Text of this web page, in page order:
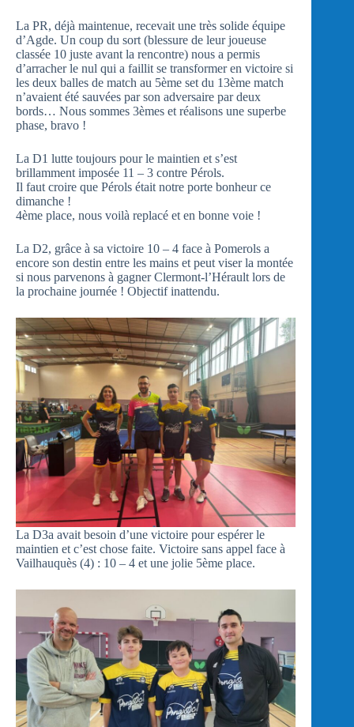
La PR, déjà maintenue, recevait une très solide équipe
d’Agde. Un coup du sort (blessure de leur joueuse
classée 10 juste avant la rencontre) nous a permis
d’arracher le nul qui a faillit se transformer en victoire si
les deux balles de match au 5ème set du 13ème match
n’avaient été sauvées par son adversaire par deux
bords… Nous sommes 3èmes et réalisons une superbe
phase, bravo !
La D1 lutte toujours pour le maintien et s’est
brillamment imposée 11 – 3 contre Pérols.
Il faut croire que Pérols était notre porte bonheur ce
dimanche !
4ème place, nous voilà replacé et en bonne voie !
La D2, grâce à sa victoire 10 – 4 face à Pomerols a
encore son destin entre les mains et peut viser la montée
si nous parvenons à gagner Clermont-l’Hérault lors de
la prochaine journée ! Objectif inattendu.
La D3a avait besoin d’une victoire pour espérer le
maintien et c’est chose faite. Victoire sans appel face à
Vailhauquès (4) : 10 – 4 et une jolie 5ème place.